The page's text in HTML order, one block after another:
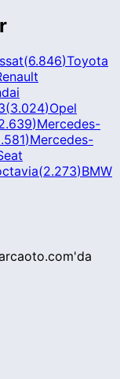
(6.846)Toyota
(3.024)Opel
)Mercedes-
)Mercedes-
(2.273)BMW